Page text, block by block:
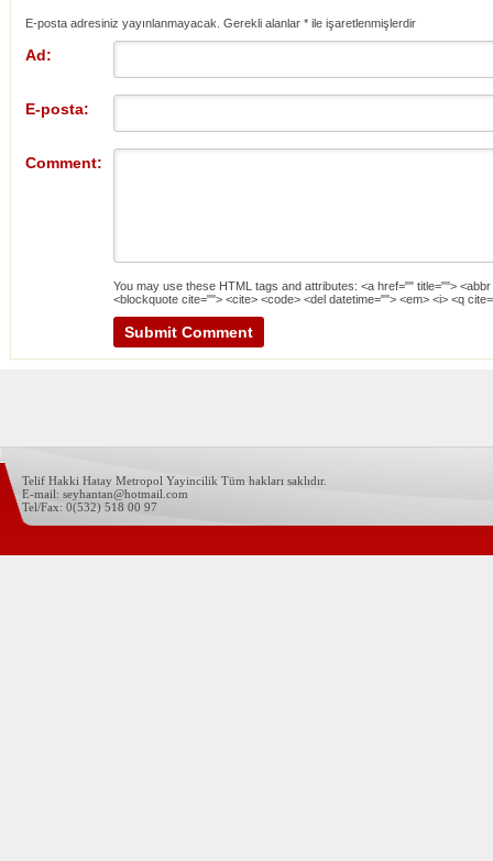
E-posta adresiniz yayınlanmayacak. Gerekli alanlar * ile işaretlenmişlerdir
Ad:
E-posta:
Comment:
You may use these HTML tags and attributes: <a href="" title="">
<blockquote cite=""> <cite> <code> <del datetime=""> <em> <i> <q
Telif Hakki Hatay Metropol Yayincilik Tüm hakları saklıdır.
E-mail: seyhantan@hotmail.com
Tel/Fax: 0(532) 518 00 97